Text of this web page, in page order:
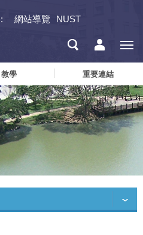
網站導覽 NUST
教學 重要連結